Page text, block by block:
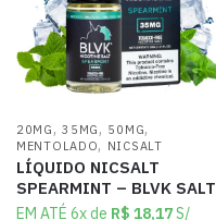
20MG ,35MG , 50MG,
MENTOLADO, NICSALT
LÍQUIDO NICSALT
SPEARMINT – BLVK SALT
EM ATÉ 6x de R$ 18,17S/